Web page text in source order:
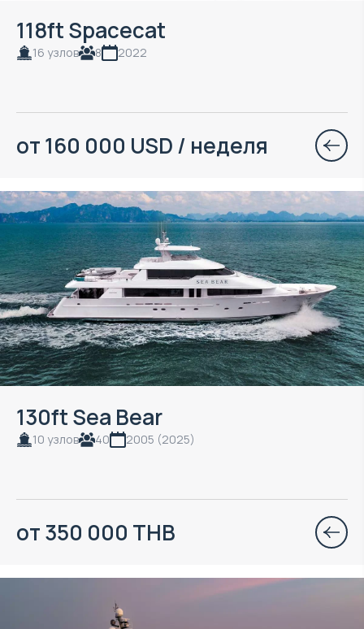
118ft Spacecat
16 узлов 8 2022
от 160 000 USD / неделя
130ft Sea Bear
10 узлов 40 2005 (2025)
от 350 000 THB